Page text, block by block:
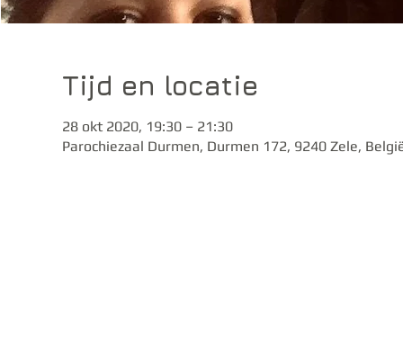
Tijd en locatie
28 okt 2020, 19:30 – 21:30
Parochiezaal Durmen, Durmen 172, 9240 Zele,